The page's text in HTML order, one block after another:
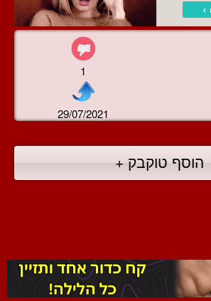
1
29/07/2021
הוסף טוקבק +